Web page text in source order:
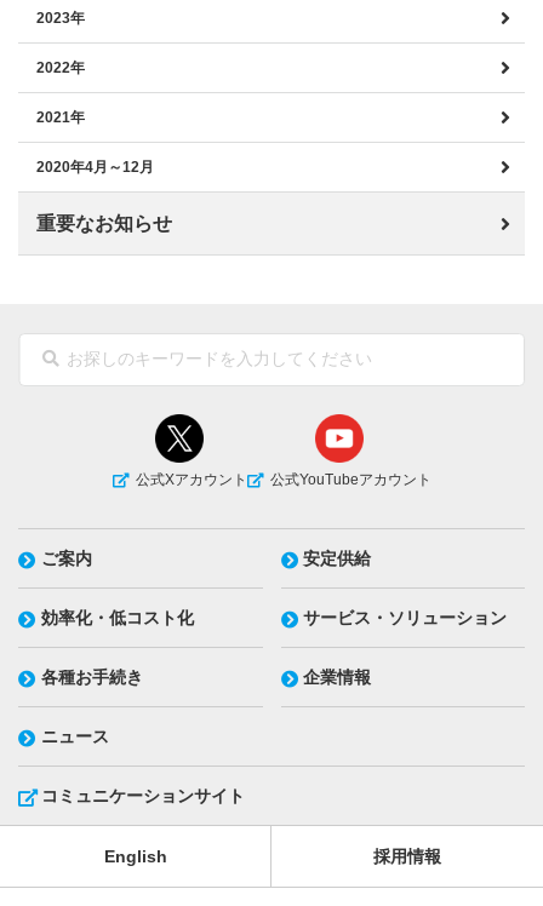
2023年
2022年
2021年
2020年4月～12月
重要なお知らせ
公式Xアカウント 公式YouTubeアカウント
ご案内 安定供給
効率化・低コスト化 サービス・ソリューション
各種お手続き 企業情報
ニュース
コミュニケーションサイト
English 採用情報